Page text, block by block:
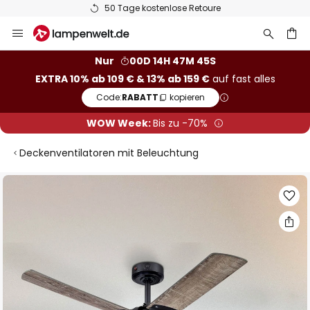
50 Tage kostenlose Retoure
Inhalt
Nur
00D 14H 47M 44S
EXTRA 10% ab 109 € & 13% ab 159 €auf fast alles
Code:RABATT kopieren
WOW Week:Bis zu -70%
Deckenventilatoren mit Beleuchtung
Zum